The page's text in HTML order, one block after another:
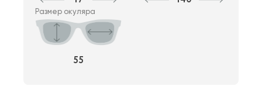
Размер окуляра
55